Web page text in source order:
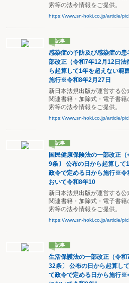
索等の法令情報をご提供。
https://www.sn-hoki.co.jp/article/
記事
感染症の予防及び感染症の
部改正（令和7年12月12日
ら起算して1年を超えない範
施行※令和8年2月27日
新日本法規出版が運営する
関連書籍・加除式・電子書
索等の法令情報をご提供。
https://www.sn-hoki.co.jp/article/
記事
国民健康保険法の一部改正
9条〕 公布の日から起算して
政令で定める日から施行※令
おいて令和8年10
新日本法規出版が運営する
関連書籍・加除式・電子書
索等の法令情報をご提供。
https://www.sn-hoki.co.jp/article/
記事
生活保護法の一部改正（令
32条〕 公布の日から起算し
て政令で定める日から施行※